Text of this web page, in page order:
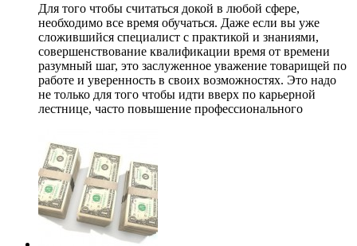
Для того чтобы считаться докой в любой сфере,
необходимо все время обучаться. Даже если вы уже
сложившийся специалист с практикой и знаниями,
совершенствование квалификации время от времени
разумный шаг, это заслуженное уважение товарищей по
работе и уверенность в своих возможностях. Это надо
не только для того чтобы идти вверх по карьерной
лестнице, часто повышение профессионального